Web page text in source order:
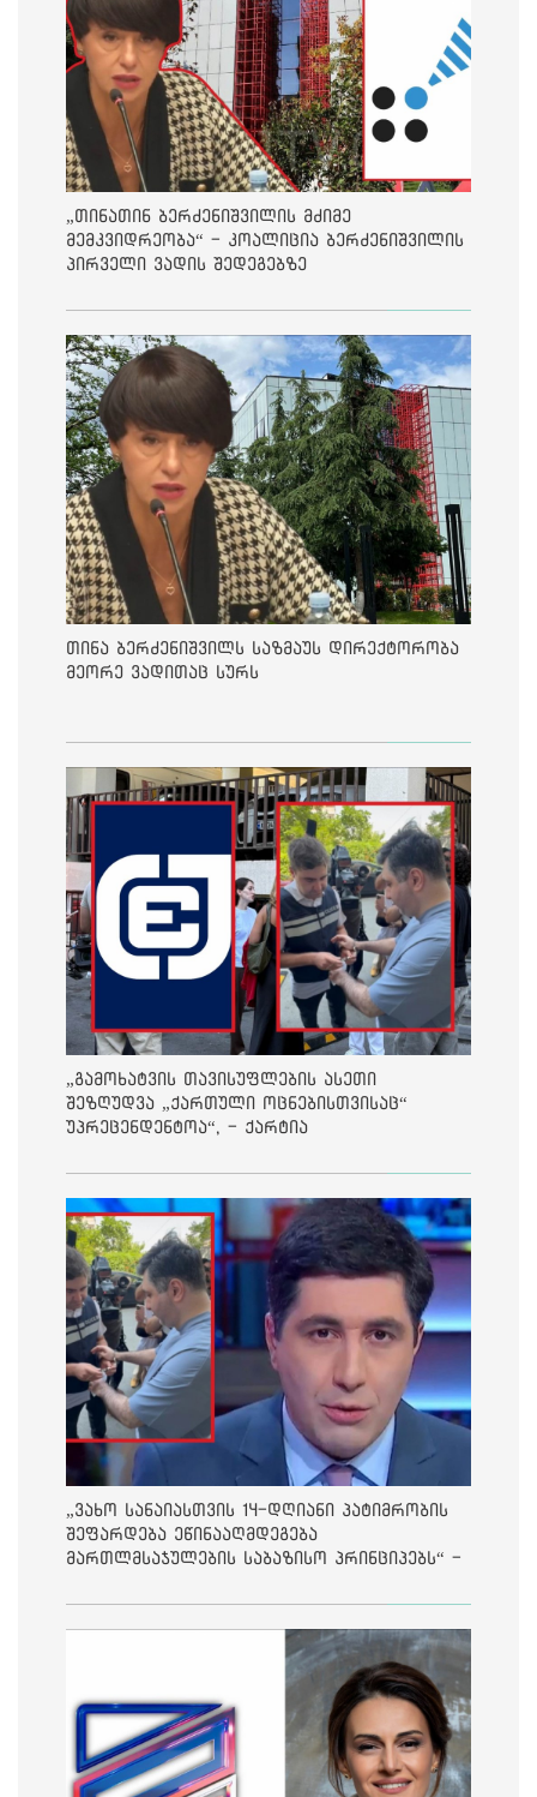
„თინათინ ბერძენიშვილის მძიმე
მემკვიდრეობა“ - კოალიცია ბერძენიშვილის
პირველი ვადის შედეგებზე
თინა ბერძენიშვილს საზმაუს დირექტორობა
მეორე ვადითაც სურს
„გამოხატვის თავისუფლების ასეთი
შეზღუდვა „ქართული ოცნებისთვისაც“
უპრეცენდენტოა“, - ქარტია
„ვახო სანაიასთვის 14-დღიანი პატიმრობის
შეფარდება ეწინააღმდეგება
მართლმსაჯულების საბაზისო პრინციპებს“ -